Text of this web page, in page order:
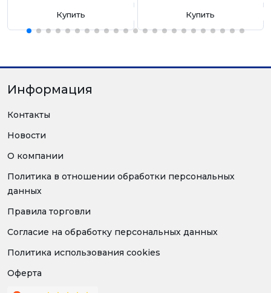
Купить Купить
Информация
Контакты
Новости
О компании
Политика в отношении обработки персональных
данных
Правила торговли
Согласие на обработку персональных данных
Политика использования cookies
Оферта